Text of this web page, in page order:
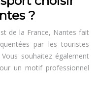
?
de la France, Nantes fait
par les touristes
souhaitez également
un motif professionnel